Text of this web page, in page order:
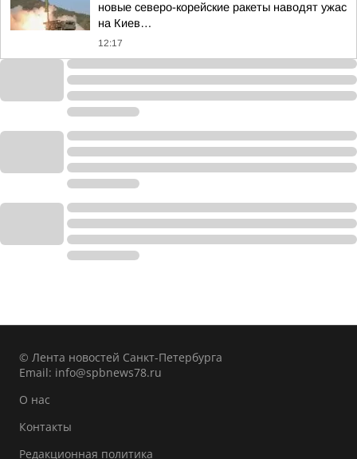
новые северо-корейские ракеты наводят ужас
на Киев…
12:17
© Лента новостей Санкт-Петербурга
Email: info@spbnews78.ru
О нас
Контакты
Редакционная политика